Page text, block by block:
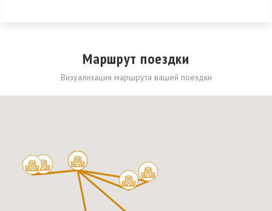
Маршрут поездки
Визуализация маршрута вашей поездки